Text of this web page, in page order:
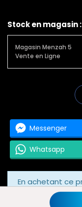
Stock en magasin :
Magasin Menzah 5
Vente en Ligne
Messenger
Whatsapp
En achetant ce
grâce à
Votre panier